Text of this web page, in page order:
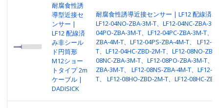
耐腐食性誘
導型近接セ
ンサー |
LF12 配線済
み非シール
ド円筒形
M12ショー
トタイプ 2m
ケーブル |
DADISICK
耐腐食性誘導近接センサー | LF12 配線済
LF12-04NO-ZBA-3M-T、LF12-04NC-ZBA-
04PO-ZBA-3M-T、LF12-04PC-ZBA-3M-T、
ZBA-4M-T、LF12-04PS-ZBA-4M-T、 LF12-
T、LF12-04HC-ZBD-2M-T、LF12-08NO-
08NC-ZBA-3M-T、LF12-08PO-ZBA-3M-T、
ZBA-3M-T、 LF12-08NS-ZBA-4M-T、LF12-
T、 LF12-08HO-ZBD-2M-T、LF12-08HC-